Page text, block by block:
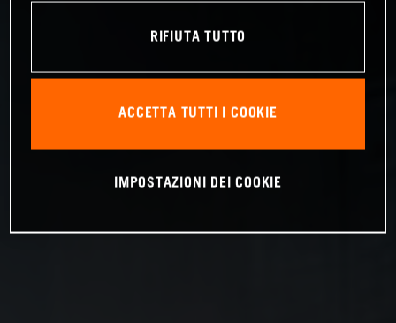
RIFIUTA TUTTO
ACCETTA TUTTI I COOKIE
IMPOSTAZIONI DEI COOKIE